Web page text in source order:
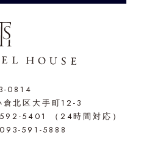
0814
倉北区大手町12-3
5401
（24時間対応）
093-591-5888